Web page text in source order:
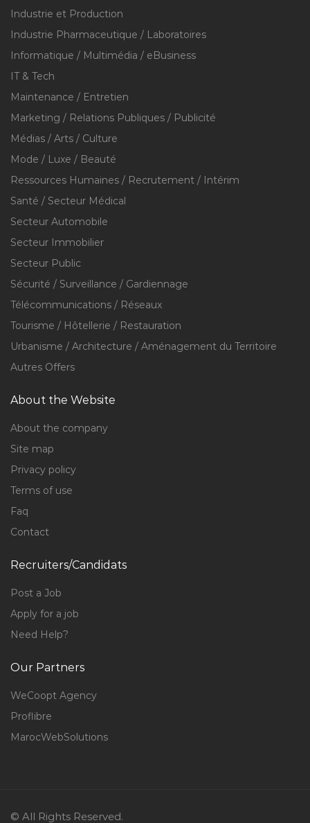
Industrie et Production
Industrie Pharmaceutique / Laboratoires
Informatique / Multimédia / eBusiness
IT & Tech
Maintenance / Entretien
Marketing / Relations Publiques / Publicité
Médias / Arts / Culture
Mode / Luxe / Beauté
Ressources Humaines / Recrutement / Intérim
Santé / Secteur Médical
Secteur Automobile
Secteur Immobilier
Secteur Public
Sécurité / Surveillance / Gardiennage
Télécommunications / Réseaux
Tourisme / Hôtellerie / Restauration
Urbanisme / Architecture / Aménagement du Territoire
Autres Offers
About the Website
About the company
Site map
Privacy policy
Terms of use
Faq
Contact
Recruiters/Candidats
Post a Job
Apply for a job
Need Help?
Our Partners
WeCoopt Agency
Proflibre
MarocWebSolutions
© All Rights Reserved.